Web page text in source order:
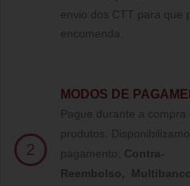
envio dos CTT para que
encomenda.
2
MODOS DE
Pague durante a
produtos.
pagamento; Contra-
Reembolso,